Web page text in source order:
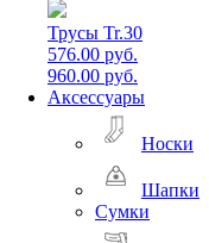
Трусы Tr.30
576.00 руб.
960.00 руб.
Аксессуары
Носки
Шапки
Сумки